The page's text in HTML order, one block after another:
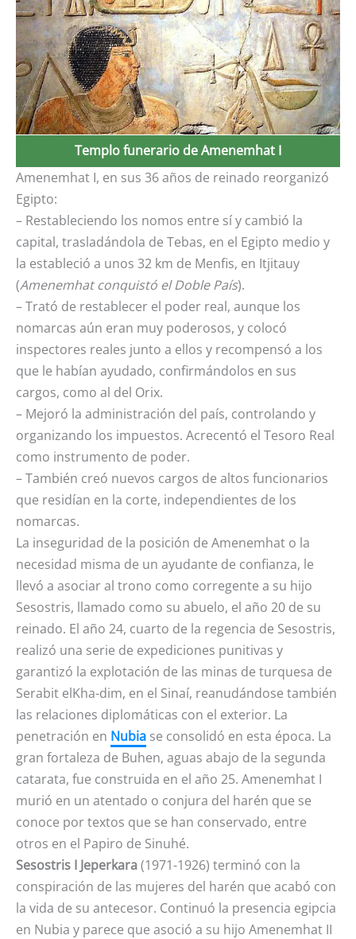
Templo funerario de Amenemhat I
Amenemhat I, en sus 36 años de reinado reorganizó
Egipto:
– Restableciendo los nomos entre sí y cambió la
capital, trasladándola de Tebas, en el Egipto medio y
la estableció a unos 32 km de Menfis, en Itjitauy
(Amenemhat conquistó el Doble País).
– Trató de restablecer el poder real, aunque los
nomarcas aún eran muy poderosos, y colocó
inspectores reales junto a ellos y recompensó a los
que le habían ayudado, confirmándolos en sus
cargos, como al del Orix.
– Mejoró la administración del país, controlando y
organizando los impuestos. Acrecentó el Tesoro Real
como instrumento de poder.
– También creó nuevos cargos de altos funcionarios
que residían en la corte, independientes de los
nomarcas.
La inseguridad de la posición de Amenemhat o la
necesidad misma de un ayudante de confianza, le
llevó a asociar al trono como corregente a su hijo
Sesostris, llamado como su abuelo, el año 20 de su
reinado. El año 24, cuarto de la regencia de Sesostris,
realizó una serie de expediciones punitivas y
garantizó la explotación de las minas de turquesa de
Serabit elKha-dim, en el Sinaí, reanudándose también
las relaciones diplomáticas con el exterior. La
penetración en Nubia se consolidó en esta época. La
gran fortaleza de Buhen, aguas abajo de la segunda
catarata, fue construida en el año 25. Amenemhat I
murió en un atentado o conjura del harén que se
conoce por textos que se han conservado, entre
otros en el Papiro de Sinuhé.
Sesostris I Jeperkara(1971-1926) terminó con la
conspiración de las mujeres del harén que acabó con
la vida de su antecesor. Continuó la presencia egipcia
en Nubia y parece que asoció a su hijo Amenemhat II